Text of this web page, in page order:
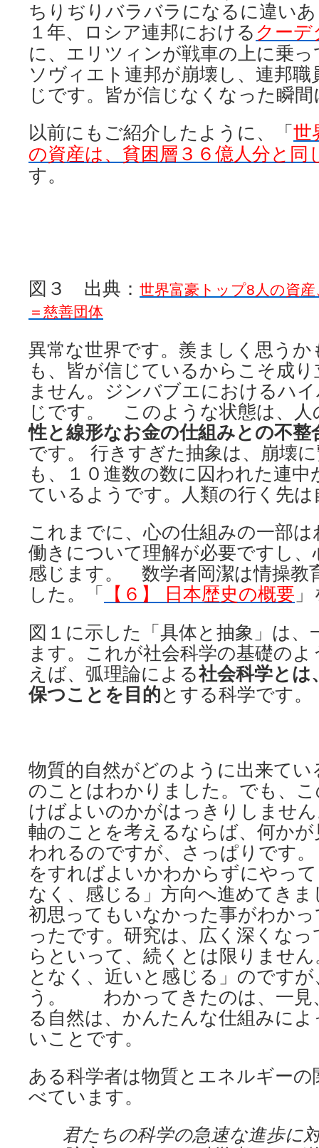
ちりぢりバラバラになるに違い
１年、ロシア連邦における クーデ
に、エリツィンが戦車の上に乗
ソヴィエト連邦が崩壊し、連邦
じです。皆が信じなくなった瞬
以前にもご紹介したように、「 世
の資産は、貧困層３６億人分と同
す。
図３ 出典： 世界富豪トップ8人の資
＝慈善団体
異常な世界です。羨ましく思う
も、皆が信じているからこそ成
ません。ジンバブエにおけるハ
じです。 このような状態は、人
性と線形なお金の仕組みとの不整
です。 行きすぎた抽象は、崩壊
も、１０進数の数に囚われた連
ているようです。人類の行く先
これまでに、心の仕組みの一部
働きについて理解が必要ですし
感じます。 数学者岡潔は情操教
した。「
【６】 日本歴史の概要
図１に示した「具体と抽象」は
ます。これが社会科学の基礎の
えば、弧理論による社会科学とは
保つことを目的とする科学です。
物質的自然がどのように出来て
のことはわかりました。でも、
けばよいのかがはっきりしませ
軸のことを考えるならば、何か
われるのですが、さっぱりです
をすればよいかわからずにやっ
なく、感じる」方向へ進めてき
初思ってもいなかった事がわか
ったです。研究は、広く深くな
らといって、続くとは限りませ
となく、近いと感じる」のです
う。 わかってきたのは、一見
る自然は、かんたんな仕組みに
いことです。
ある科学者は物質とエネルギー
べています。
君たちの科学の急速な進歩に